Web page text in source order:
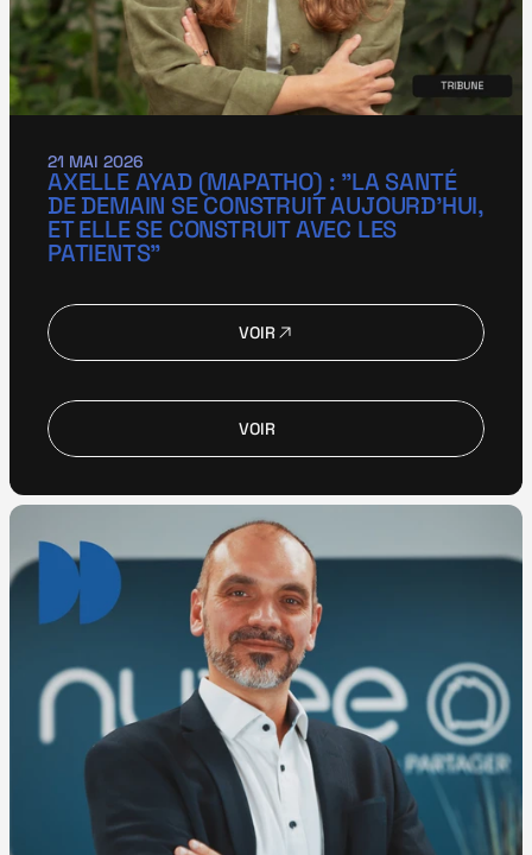
21 MAI 2026
AXELLE AYAD (MAPATHO) : "LA SANTÉ
DE DEMAIN SE CONSTRUIT AUJOURD’HUI,
ET ELLE SE CONSTRUIT AVEC LES
PATIENTS"
VOIR
VOIR